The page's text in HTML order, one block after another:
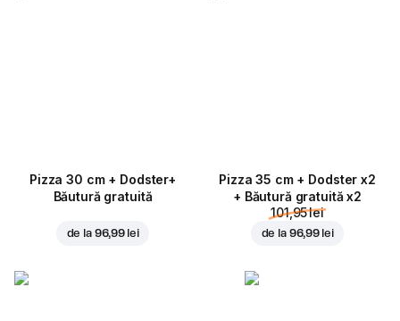
Pizza 30 cm + Dodster+
Băutură gratuită
de la 96,99 lei
Pizza 35 cm + Dodster x2
+ Băutură gratuită x2
101,95 lei
de la 96,99 lei